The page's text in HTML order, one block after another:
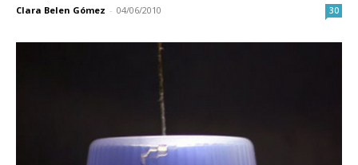
Clara Belen Gómez - 04/06/2010 30